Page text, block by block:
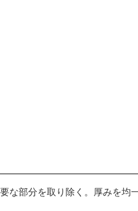
な部分を取り除く。厚みを均